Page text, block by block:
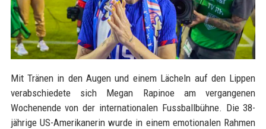
Mit Tränen in den Augen und einem Lächeln auf den Lippen
verabschiedete sich Megan Rapinoe am vergangenen
Wochenende von der internationalen Fussballbühne. Die 38-
jährige US-Amerikanerin wurde in einem emotionalen Rahmen